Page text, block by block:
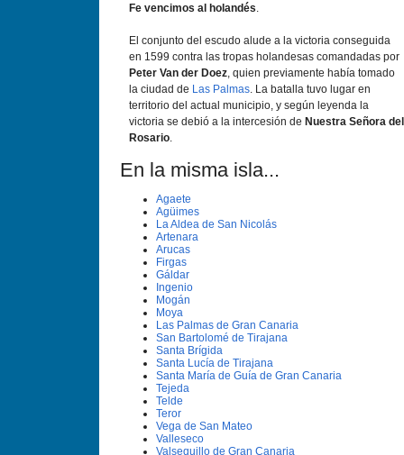
Fe vencimos al holandés.
El conjunto del escudo alude a la victoria conseguida
en 1599 contra las tropas holandesas comandadas por
Peter Van der Doez, quien previamente habí­a tomado
la ciudad de Las Palmas. La batalla tuvo lugar en
territorio del actual municipio, y según leyenda la
victoria se debió a la intercesión de Nuestra Señora del
Rosario.
En la misma isla...
Agaete
Agüimes
La Aldea de San Nicolás
Artenara
Arucas
Firgas
Gáldar
Ingenio
Mogán
Moya
Las Palmas de Gran Canaria
San Bartolomé de Tirajana
Santa Brí­gida
Santa Lucí­a de Tirajana
Santa Marí­a de Guí­a de Gran Canaria
Tejeda
Telde
Teror
Vega de San Mateo
Valleseco
Valsequillo de Gran Canaria